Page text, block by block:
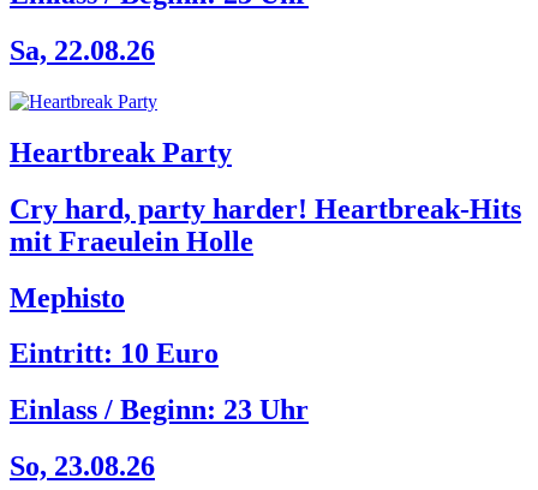
Sa, 22.08.26
Heartbreak Party
Cry hard, party harder! Heartbreak-Hits
mit Fraeulein Holle
Mephisto
Eintritt: 10 Euro
Einlass / Beginn: 23 Uhr
So, 23.08.26